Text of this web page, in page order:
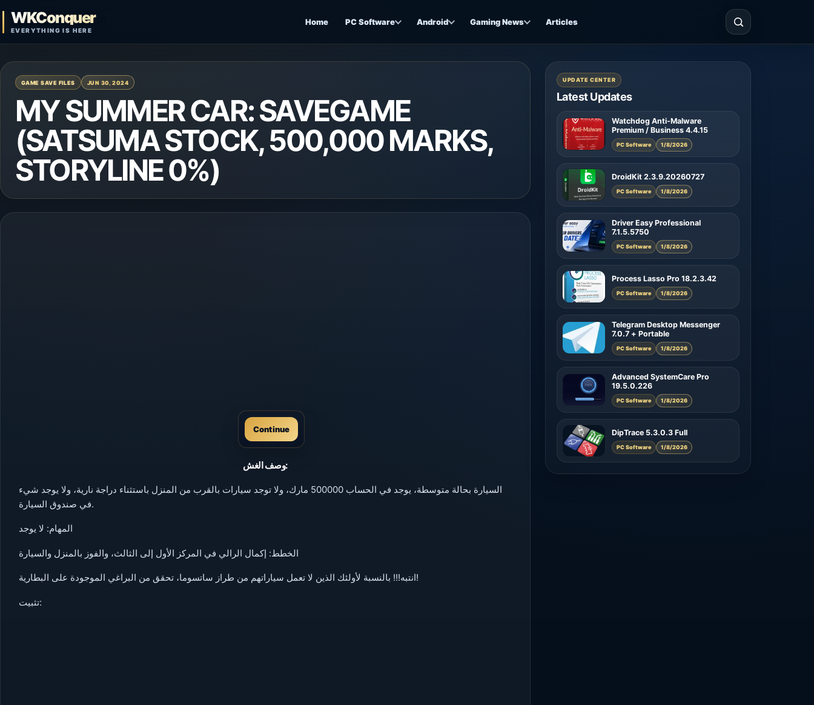
WKConquer
EVERYTHING IS HERE
Home PC Software Android Gaming News Articles
Open search
GAME SAVE FILES JUN 30, 2024
MY SUMMER CAR: SAVEGAME
(SATSUMA STOCK, 500,000 MARKS,
STORYLINE 0%)
Continue
وصف الغش:
السيارة بحالة متوسطة، يوجد في الحساب 500000 مارك، ولا توجد سيارات بالقرب من المنزل باستثناء دراجة نارية، ولا يوجد شيء
في صندوق السيارة.
المهام: لا يوجد
الخطط: إكمال الرالي في المركز الأول إلى الثالث، والفوز بالمنزل والسيارة
انتبه!!! بالنسبة لأولئك الذين لا تعمل سياراتهم من طراز ساتسوما، تحقق من البراغي الموجودة على البطارية!
تثبيت:
UPDATE CENTER
Latest Updates
Watchdog Anti-Malware
Premium / Business 4.4.15
PC Software 1/8/2026
DroidKit 2.3.9.20260727
PC Software 1/8/2026
Driver Easy Professional
7.1.5.5750
PC Software 1/8/2026
Process Lasso Pro 18.2.3.42
PC Software 1/8/2026
Telegram Desktop Messenger
7.0.7 + Portable
PC Software 1/8/2026
Advanced SystemCare Pro
19.5.0.226
PC Software 1/8/2026
DipTrace 5.3.0.3 Full
PC Software 1/8/2026